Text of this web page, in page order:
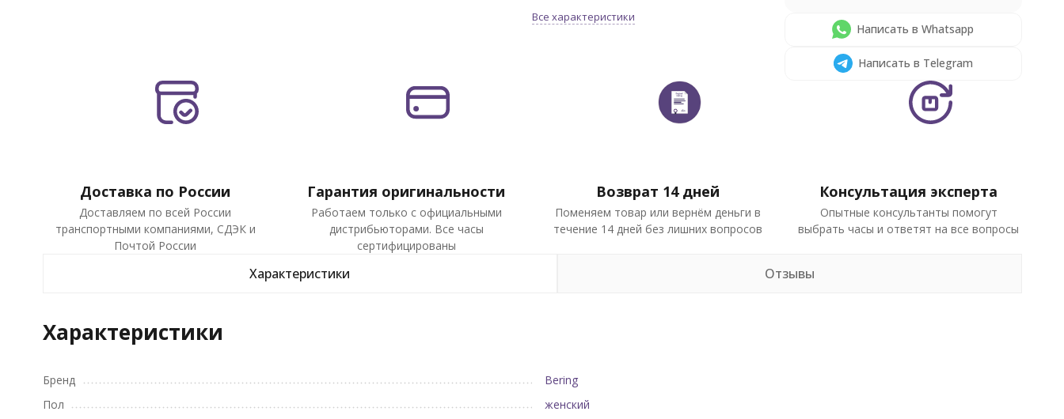
Все характеристики
Написать в Whatsapp
Написать в Telegram
Доставка по России
Доставляем по всей России
транспортными компаниями, СДЭК и
Почтой России
Гарантия оригинальности
Работаем только с официальными
дистрибьюторами. Все часы
сертифицированы
Возврат 14 дней
Поменяем товар или вернём деньги в
течение 14 дней без лишних вопросов
Консультация эксперта
Опытные консультанты помогут
выбрать часы и ответят на все вопросы
Характеристики Отзывы
Характеристики
Бренд
Bering
Пол
женский